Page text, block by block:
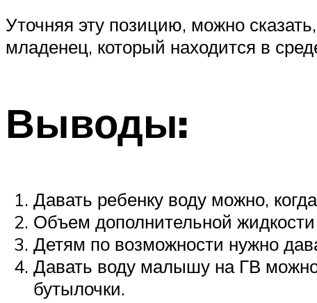
Уточняя эту позицию, можно
младенец, который находится в
Выводы:
Давать ребенку воду можно,
Объем дополнительной
Детям по возможности нужно
Давать воду малышу на ГВ
бутылочки.